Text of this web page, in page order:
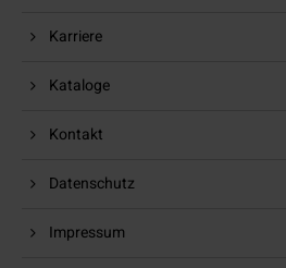
Karriere
Kataloge
Kontakt
Datenschutz
Impressum